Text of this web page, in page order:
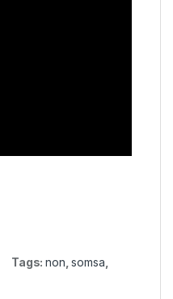
Tags:non ,somsa